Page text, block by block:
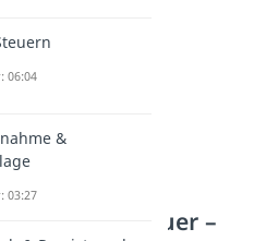
Umsatzsteuer –
06:04
&
03:27